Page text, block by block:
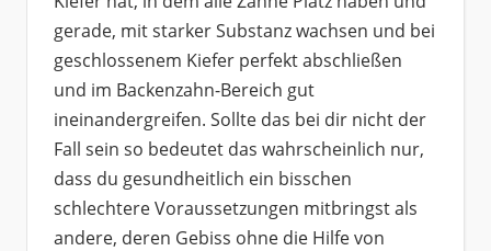
gerade, mit starker Substanz wachsen und bei
geschlossenem Kiefer perfekt abschließen
und im Backenzahn-Bereich gut
ineinandergreifen. Sollte das bei dir nicht der
Fall sein so bedeutet das wahrscheinlich nur,
dass du gesundheitlich ein bisschen
schlechtere Voraussetzungen mitbringst als
andere, deren Gebiss ohne die Hilfe von